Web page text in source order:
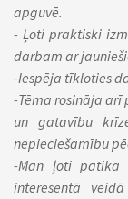
apguvē.
- Ļoti praktiski
darbam ar
-Iespēja tīkloties
-Tēma rosināja arī
un gatavību
nepieciešamību
-Man ļoti patika
interesentā